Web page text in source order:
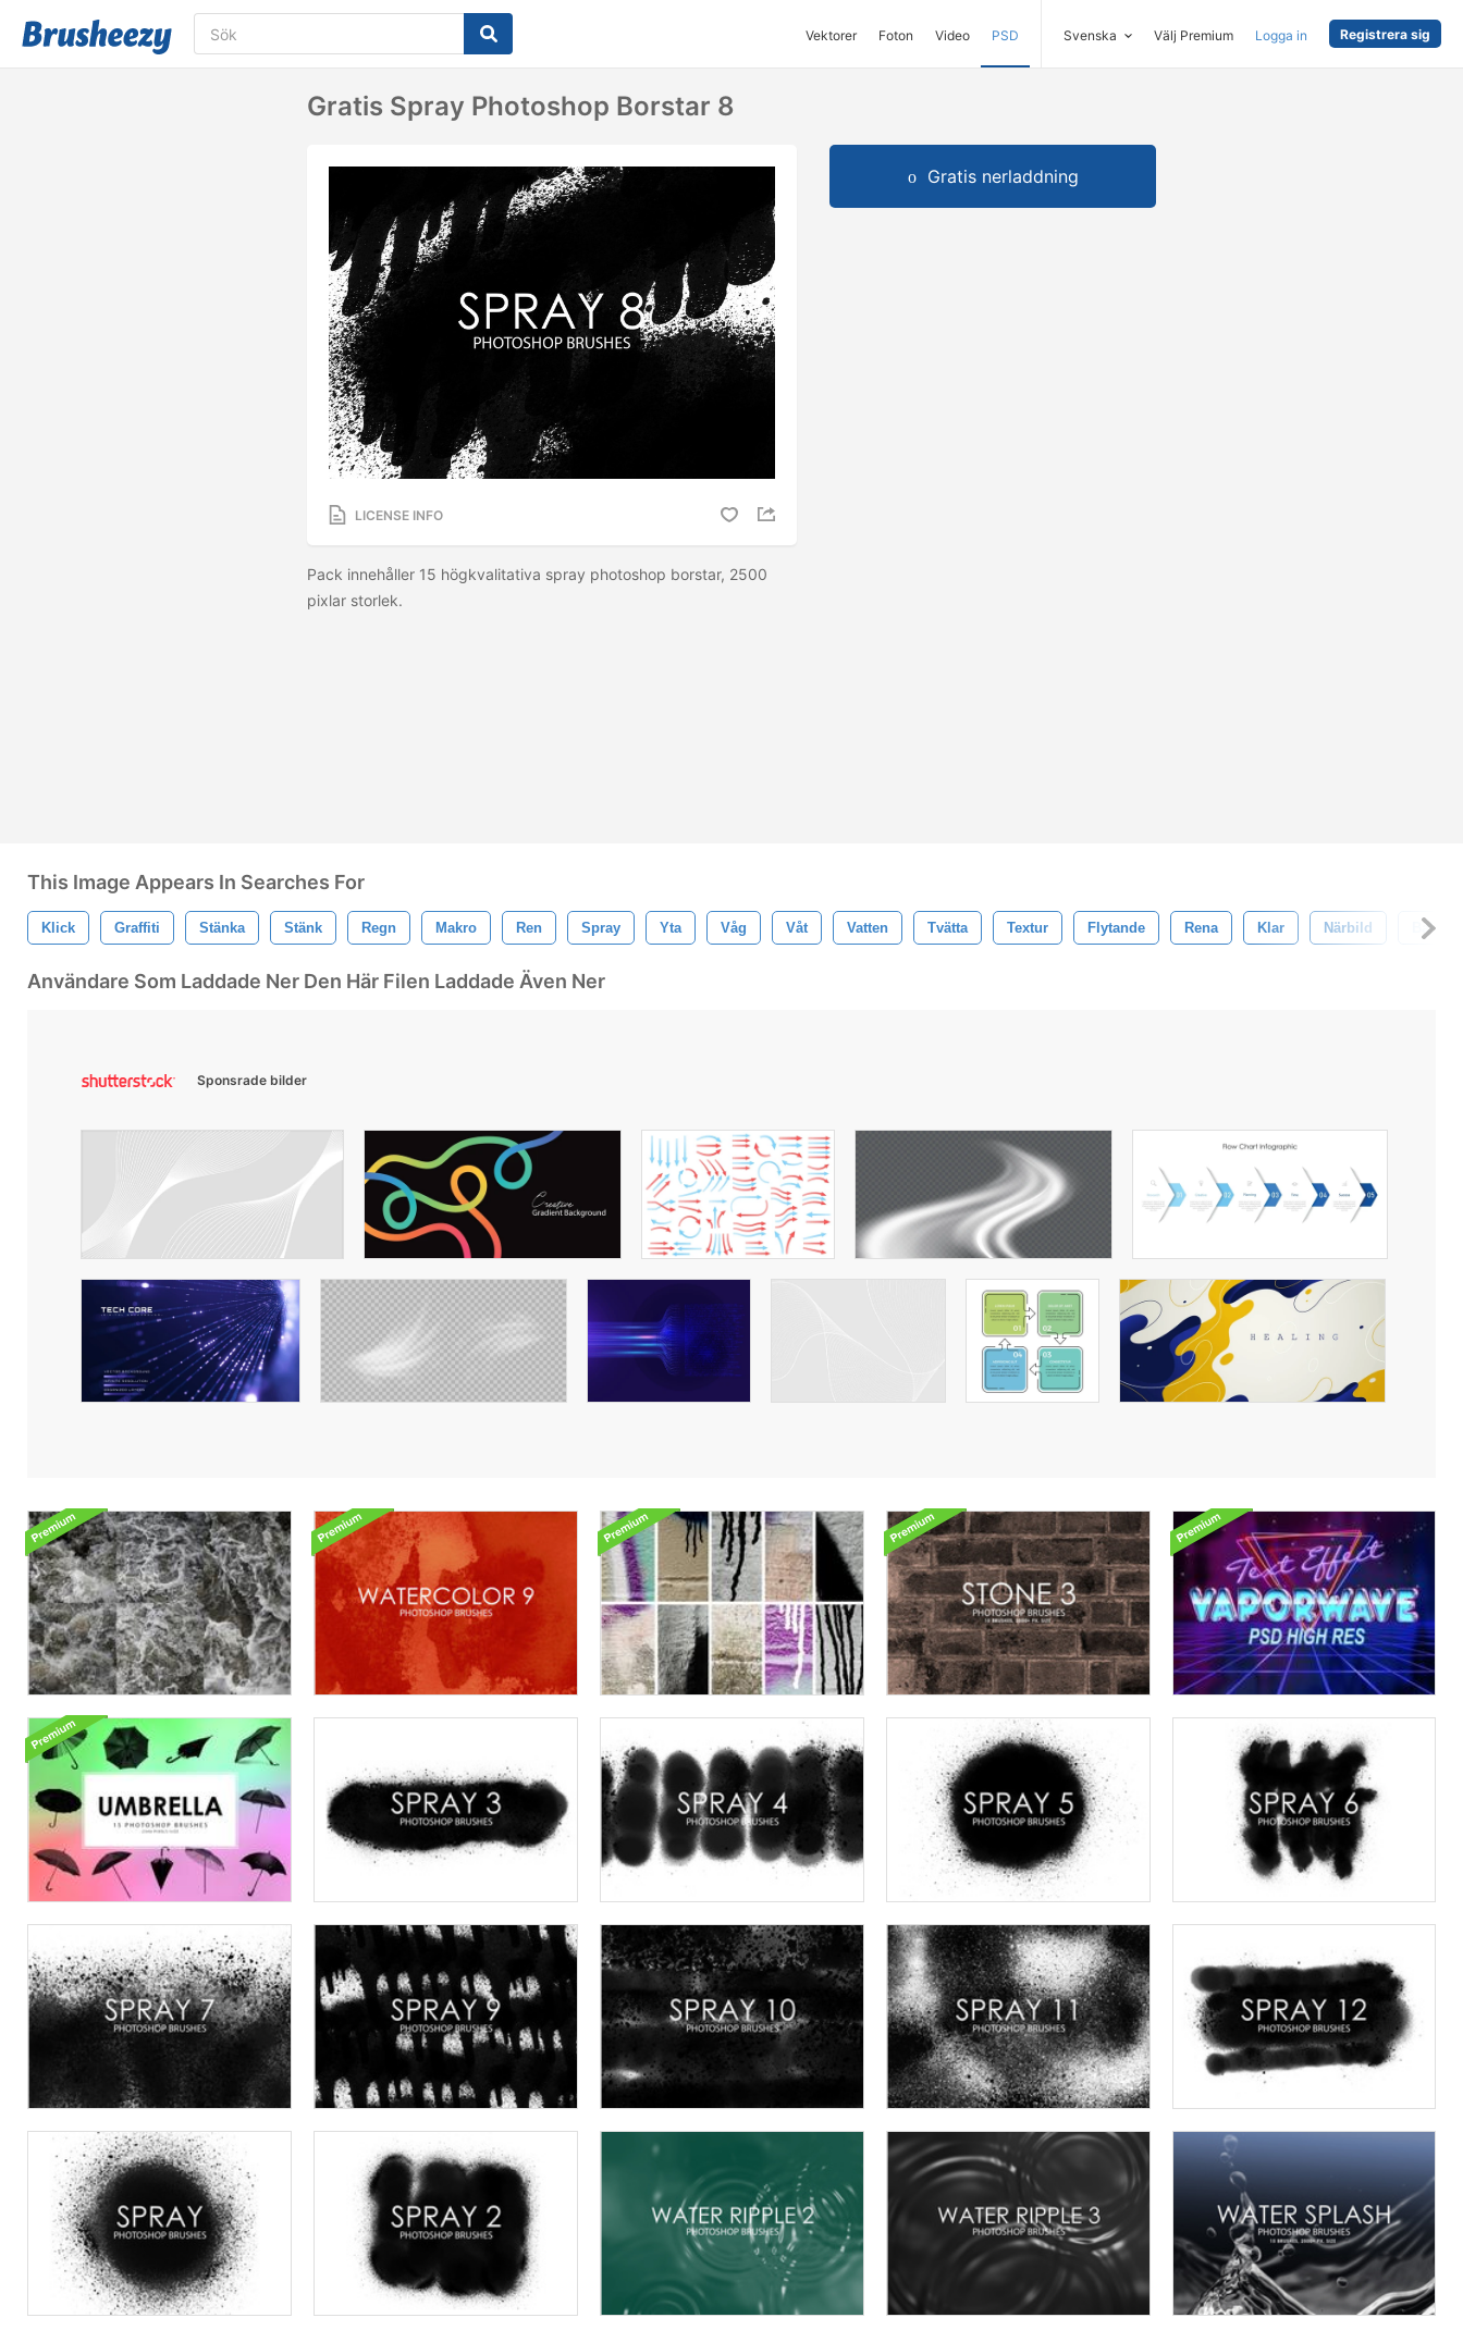
Vektorer Foton Video PSD Svenska Välj Premium Logga in Registrera sig
Gratis Spray Photoshop Borstar 8
LICENSE INFO
Pack innehåller 15 högkvalitativa spray photoshop borstar, 2500
pixlar storlek.
Gratis nerladdning
This Image Appears In Searches For
Klick Graffiti Stänka Stänk Regn Makro Ren Spray Yta Våg Våt Vatten Tvätta Textur Flytande Rena Klar Närbild
Användare Som Laddade Ner Den Här Filen Laddade Även Ner
Sponsrade bilder